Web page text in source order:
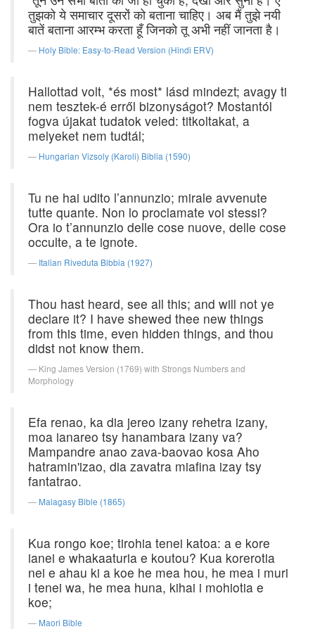
तुझको ये समाचार दूसरों को बताना चाहिए। अब मैं तुझे नयी
बातें बताना आरम्भ करता हूँ जिनको तू अभी नहीं जानता है।
Holy Bible: Easy-to-Read Version (Hindi ERV)
Hallottad volt, *és most* lásd mindezt; avagy ti
nem tesztek-é erről bizonyságot? Mostantól
fogva újakat tudatok veled: titkoltakat, a
melyeket nem tudtál;
Hungarian Vizsoly (Karoli) Biblia (1590)
Tu ne hai udito l’annunzio; mirale avvenute
tutte quante. Non lo proclamate voi stessi?
Ora io t’annunzio delle cose nuove, delle cose
occulte, a te ignote.
Italian Riveduta Bibbia (1927)
Thou hast heard, see all this; and will not ye
declare it? I have shewed thee new things
from this time, even hidden things, and thou
didst not know them.
King James Version (1769) with Strongs Numbers and
Morphology
Efa renao, ka dia jereo izany rehetra izany,
moa ianareo tsy hanambara izany va?
Mampandre anao zava-baovao kosa Aho
hatramin'izao, dia zavatra miafina izay tsy
fantatrao.
Malagasy Bible (1865)
Kua rongo koe; tirohia tenei katoa: a e kore
ianei e whakaaturia e koutou? Kua korerotia
nei e ahau ki a koe he mea hou, he mea i muri
i tenei wa, he mea huna, kihai i mohiotia e
koe;
Maori Bible